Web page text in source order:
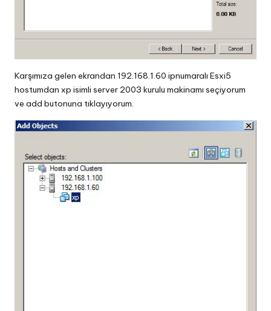
Karşımıza gelen ekrandan 192.168.1.60 ipnumaralı Esxi5
hostumdan xp isimli server 2003 kurulu makinamı seçiyorum
ve add butonuna tıklayıyorum.